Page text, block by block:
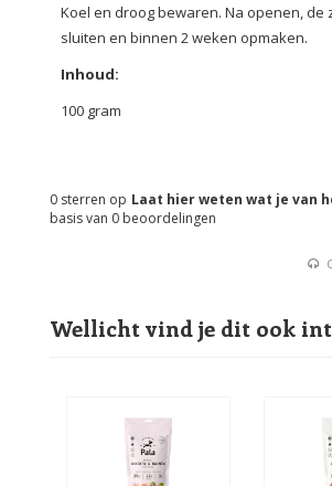
Koel en droog bewaren. Na openen, de
sluiten en binnen 2 weken opmaken.
Inhoud:
100 gram
Laat hier weten wat je van
0 sterren op
basis van 0 beoordelingen
Wellicht vind je dit ook